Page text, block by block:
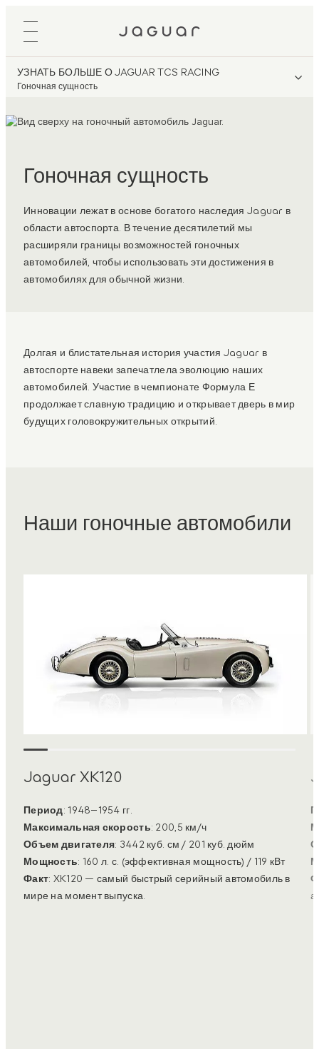
УЗНАТЬ БОЛЬШЕ О JAGUAR TCS RACING
Гоночная сущность
Гоночная сущность
Инновации лежат в основе богатого наследия Jaguar в
области автоспорта. В течение десятилетий мы
расширяли границы возможностей гоночных
автомобилей, чтобы использовать эти достижения в
автомобилях для обычной жизни.
Долгая и блистательная история участия Jaguar в
автоспорте навеки запечатлела эволюцию наших
автомобилей. Участие в чемпионате Формула Е
продолжает славную традицию и открывает дверь в мир
будущих головокружительных открытий.
Наши гоночные автомобили
Jaguar XK120
Период: 1948–1954 гг.
Максимальная скорость: 200,5 км/ч
Объем двигателя: 3442 куб. см / 201 куб. дюйм
Мощность: 160 л. с. (эффективная мощность) / 119 кВт
Факт: XK120 — самый быстрый серийный автомобиль в
мире на момент выпуска.